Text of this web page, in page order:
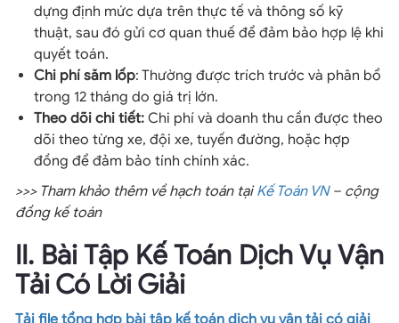
dựng định mức dựa trên thực tế và thông số kỹ
thuật, sau đó gửi cơ quan thuế để đảm bảo hợp lệ khi
quyết toán.
Chi phí săm lốp: Thường được trích trước và phân bổ
trong 12 tháng do giá trị lớn.
Theo dõi chi tiết: Chi phí và doanh thu cần được theo
dõi theo từng xe, đội xe, tuyến đường, hoặc hợp
đồng để đảm bảo tính chính xác.
>>> Tham khảo thêm về hạch toán tạiKế Toán VN– cộng
đồng kế toán
II. Bài Tập Kế Toán Dịch Vụ Vận
Tải Có Lời Giải
Tải file tổng hợp bài tập kế toán dịch vụ vận tải có giải